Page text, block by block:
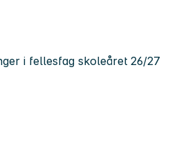
i fellesfag skoleåret 26/27